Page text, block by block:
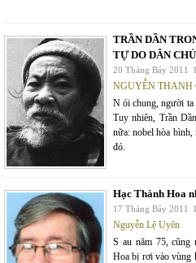
TRẦN DẦN
TỰ DO DÂN CHỦ
20 Tháng Bảy 2011
NGUYỄN THANH
N ói chung, người ta
Tuy nhiên, Trần
nữa: nobel hòa
đó.
Hạc Thành Hoa
17 Tháng Bảy 2011
Nguyễn Lệ Uyên
S au năm 75, cũng
Hoa bị rơi vào vùng